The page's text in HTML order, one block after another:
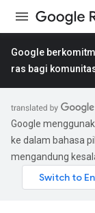
Google
ras bagi
Google
ke dalam bahasa
mengandung